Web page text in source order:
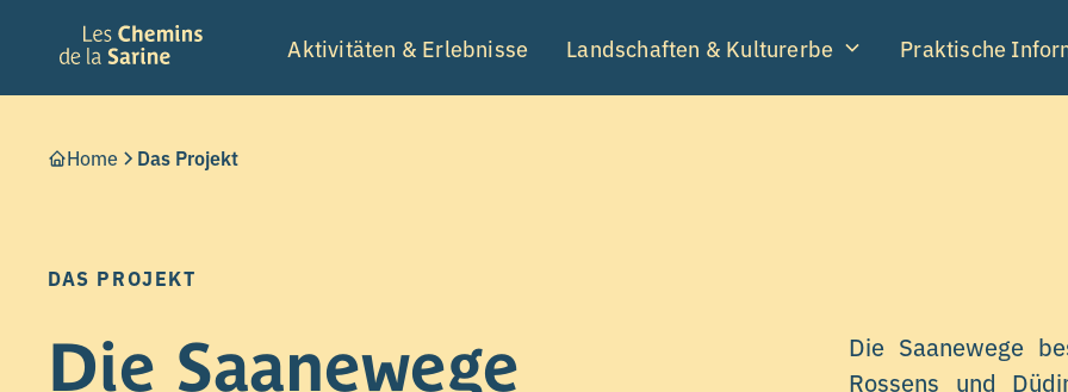
Aktivitäten & Erlebnisse Landschaften & Kulturerbe Praktische
Home Das Projekt
DAS PROJEKT
Die Saanewege
Die Saanewege
Rossens und